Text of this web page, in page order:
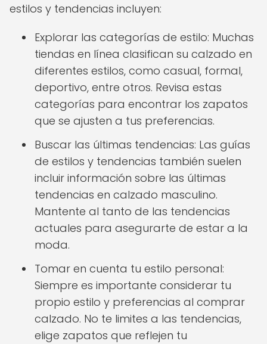
estilos y tendencias incluyen:
Explorar las categorías de estilo: Muchas
tiendas en línea clasifican su calzado en
diferentes estilos, como casual, formal,
deportivo, entre otros. Revisa estas
categorías para encontrar los zapatos
que se ajusten a tus preferencias.
Buscar las últimas tendencias: Las guías
de estilos y tendencias también suelen
incluir información sobre las últimas
tendencias en calzado masculino.
Mantente al tanto de las tendencias
actuales para asegurarte de estar a la
moda.
Tomar en cuenta tu estilo personal:
Siempre es importante considerar tu
propio estilo y preferencias al comprar
calzado. No te limites a las tendencias,
elige zapatos que reflejen tu